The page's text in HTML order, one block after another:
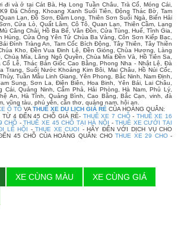
đi và ở tại Cát Bà, Hạ Long Tuần Châu, Trà Cổ, Móng Cái,
Đá Chông, Khoang Xanh Suối Tiên, Động Thác Bờ, Tam
Lạn, Đồ Sơn, Đầm Long, Thiên Sơn Suối Ngà, Biển Hải
Cửa Lò, Quất Lâm, Cô Tô, Quan Lạn, Thiên Cầm, Lạng
Căng Chải, Hồ Ba Bể, Vân Đồn, Cửa Tùng, Huế, Tĩnh Gia,
Hùng, Cửa Ông Yên Tử Chùa Ba Vàng, Côn Sơn Kiếp Bạc,
Đính Tràng An, Tam Cốc Bích Động, Tây Thiên, Tây Thiên
Kho, Đền Vua Đinh Lê, Đền Gióng, Chùa Hương, Làng
Mía, Lăng Ngô Quyền, Chùa Mía Đền Và, Hồ Tiên Sa,
Lễ, Thác Bản Giốc Cao Bằng, Phong Nha - Nhật Lệ, Đà
Trang, Suối Nước Khoáng Kim Bôi, Mai Châu, Hồ Núi Cốc,
Tuần Mẫu Linh Giang, Yên Phong, Bắc Ninh, Nam Định,
Sung, Sơn La, Điện Biên, Hoa Binh, Yên Bái, Lai Châu,
Cái, Quảng Ninh, Cẩm Phả, Hải Phòng, Hà Nam, Phủ Lý,
An, Hà Tĩnh, Quảng Bình, Cao Bằng, Bắc Cạn, vinh, đà
vũng tàu, phú yên, cần thơ, quảng nam, hội an.
Ô TÔ VA THUÊ XE DU LỊCH GIÁ RẺ CỦA HOÀNG QUÂN:
TỪ 4 ĐẾN 45 CHỖ GIÁ RẺ- THUÊ XE 7 CHỖ- THUÊ XE 16
CHỖ -THUÊ XE 45 CHỖ TẠI HÀ NỘI -THUÊ XE CƯỚI TẠI
LỄ HỘI -THUE XE CUOI - HÃY ĐẾN VỚI DỊCH VỤ CHO
45 CHỖ CỦA HOÀNG QUÂN: CHOTHUE XE 29 CHO-
XE CÙNG MÀU
XE CÙNG GIÁ